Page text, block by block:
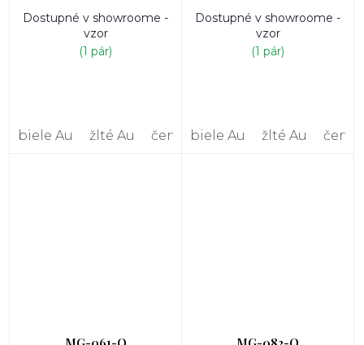
Dostupné v showroome -
vzor
(1 pár)
biele Au žlté Au červené Au
Dostupné v showroome -
vzor
(1 pár)
biele Au žlté Au